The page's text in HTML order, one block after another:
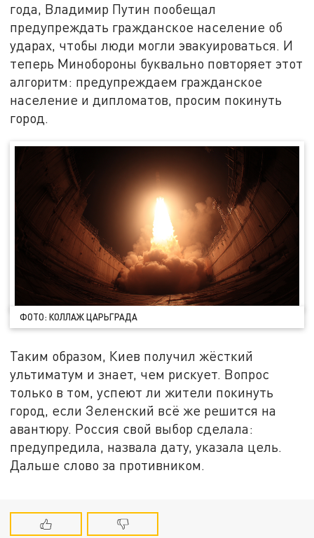
года, Владимир Путин пообещал
предупреждать гражданское население об
ударах, чтобы люди могли эвакуироваться. И
теперь Минобороны буквально повторяет этот
алгоритм: предупреждаем гражданское
население и дипломатов, просим покинуть
город.
ФОТО: КОЛЛАЖ ЦАРЬГРАДА
Таким образом, Киев получил жёсткий
ультиматум и знает, чем рискует. Вопрос
только в том, успеют ли жители покинуть
город, если Зеленский всё же решится на
авантюру. Россия свой выбор сделала:
предупредила, назвала дату, указала цель.
Дальше слово за противником.